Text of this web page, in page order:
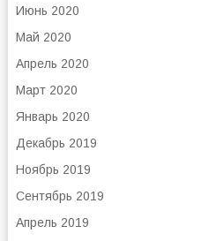
Июнь 2020
Май 2020
Апрель 2020
Март 2020
Январь 2020
Декабрь 2019
Ноябрь 2019
Сентябрь 2019
Апрель 2019